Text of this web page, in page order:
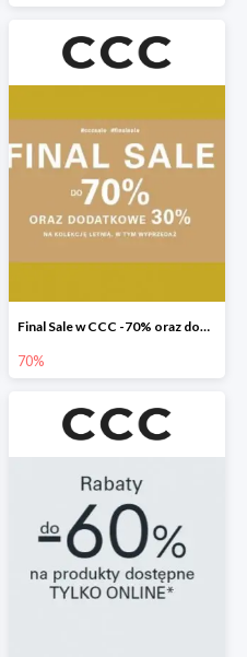
Final Sale w CCC -70% oraz dodatkowe -30%
70%